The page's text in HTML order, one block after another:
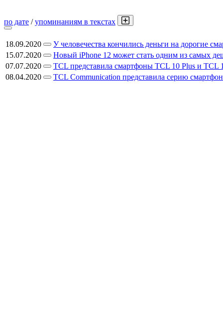
по дате /упоминаниям в текстах
18.09.2020
У человечества кончились деньги на дорогие
15.07.2020
Новый iPhone 12 может стать одним из самых
07.07.2020
TCL представила смартфоны TCL 10 Plus и TCL
08.04.2020
TCL Communication представила серию